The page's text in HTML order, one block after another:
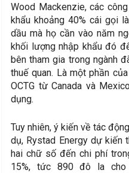
Wood Mackenzie, các
khẩu khoảng 40% cái gọi
dầu mà họ cần vào năm
khối lượng nhập khẩu đó
bên tham gia trong ngành
thuế quan. Là một phần
OCTG từ Canada và
dụng.
Tuy nhiên, ý kiến ​​về tác
dụ, Rystad Energy dự kiến
hai chữ số đến chi phí
15%, tức 890 đô la cho